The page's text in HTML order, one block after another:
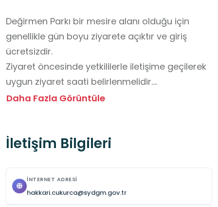
Değirmen Parkı bir mesire alanı olduğu için
genellikle gün boyu ziyarete açıktır ve giriş
ücretsizdir.
Ziyaret öncesinde yetkililerle iletişime geçilerek
uygun ziyaret saati belirlenmelidir.
Değirmen alanında güvenlik açısından dikkatli
ekipmanlarına izinsiz dokunulmamalıdır.
yönlendirmelerine uyulmalıdır.
Daha Fazla Görüntüle
İletişim Bilgileri
İNTERNET ADRESI
hakkari.cukurca@sydgm.gov.tr